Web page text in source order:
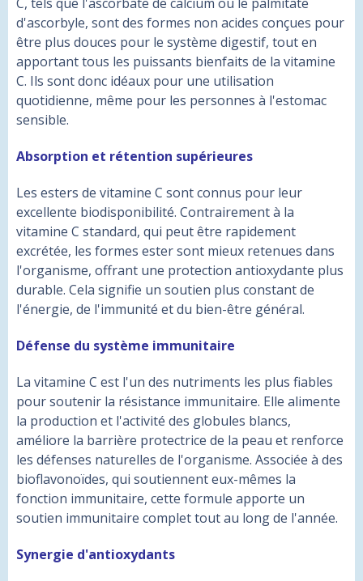
d'ascorbyle, sont des formes non acides conçues pour
être plus douces pour le système digestif, tout en
apportant tous les puissants bienfaits de la vitamine
C. Ils sont donc idéaux pour une utilisation
quotidienne, même pour les personnes à l'estomac
sensible.
Absorption et rétention supérieures
Les esters de vitamine C sont connus pour leur
excellente biodisponibilité. Contrairement à la
vitamine C standard, qui peut être rapidement
excrétée, les formes ester sont mieux retenues dans
l'organisme, offrant une protection antioxydante plus
durable. Cela signifie un soutien plus constant de
l'énergie, de l'immunité et du bien-être général.
Défense du système immunitaire
La vitamine C est l'un des nutriments les plus fiables
pour soutenir la résistance immunitaire. Elle alimente
la production et l'activité des globules blancs,
améliore la barrière protectrice de la peau et renforce
les défenses naturelles de l'organisme. Associée à des
bioflavonoïdes, qui soutiennent eux-mêmes la
fonction immunitaire, cette formule apporte un
soutien immunitaire complet tout au long de l'année.
Synergie d'antioxydants